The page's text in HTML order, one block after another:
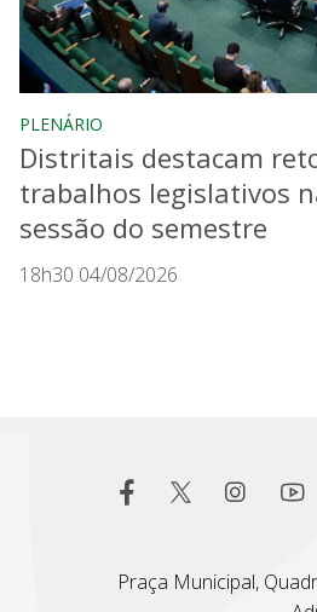
PLENÁRIO
Distritais destacam
trabalhos legislativos
sessão do semestre
18h30 04/08/2026
Praça Municipal,